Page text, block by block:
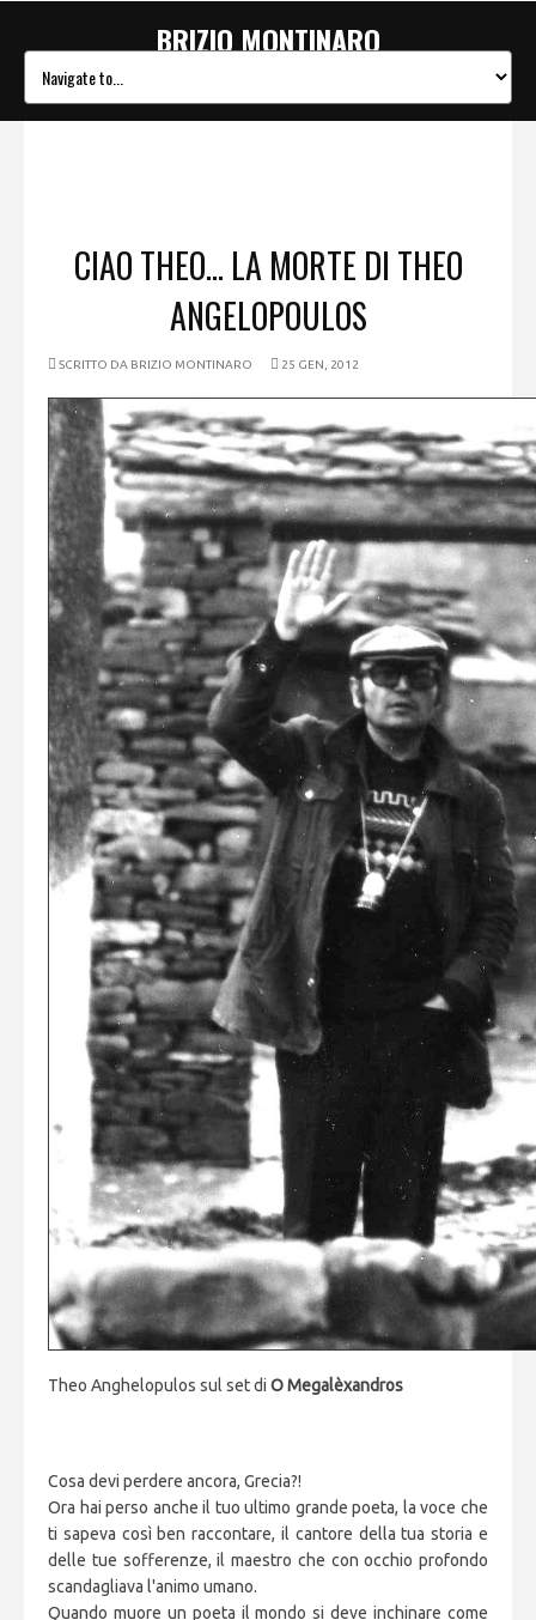
BRIZIO MONTINARO
CIAO THEO... LA MORTE DI THEO
ANGELOPOULOS
SCRITTO DA BRIZIO MONTINARO 25 GEN, 2012
Theo Anghelopulos sul set di O Megalèxandros
Cosa devi perdere ancora, Grecia?!
Ora hai perso anche il tuo ultimo grande poeta, la voce che
ti sapeva così ben raccontare, il cantore della tua storia e
delle tue sofferenze, il maestro che con occhio profondo
scandagliava l'animo umano.
Quando muore un poeta il mondo si deve inchinare come